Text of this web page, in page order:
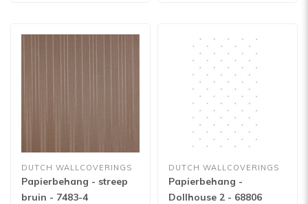
DUTCH WALLCOVERINGS
Papierbehang - streep
bruin - 7483-4
DUTCH WALLCOVERINGS
Papierbehang -
Dollhouse 2 - 68806